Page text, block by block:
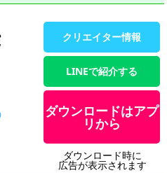
クリエイター情報
LINEで紹介する
ダウンロードはアプ
リから
ダウンロード時に
広告が表示されます